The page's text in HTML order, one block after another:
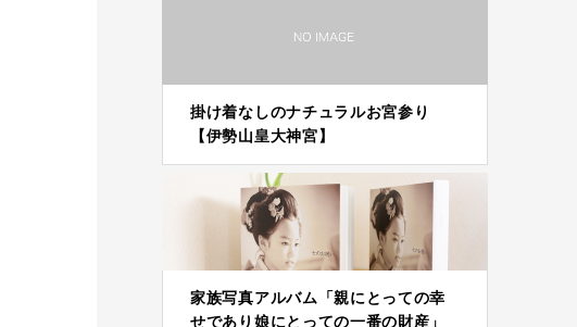
掛け着なしのナチュラルお宮参り
【伊勢山皇大神宮】
家族写真アルバム「親にとっての幸
せであり娘にとっての一番の財産」